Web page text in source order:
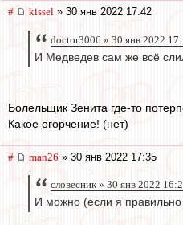
# kissel » 30 янв 2022 17:42
doctor3006 » 30 янв 2022
И Медведев сам же всё
Болельщик Зенита где-то
Какое огорчение! (нет)
# man26 » 30 янв 2022 17:35
словесник » 30 янв 2022
И можно (если я